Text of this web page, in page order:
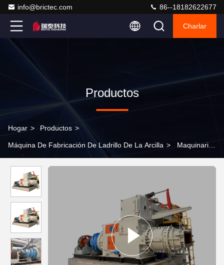
info@brictec.com 86--18182622677
Charlar
Productos
Hogar > Productos >
Máquina De Fabricación De Ladrillo De La Arcilla > Maquinaria
Equipo de construcción de ladrillos Extrusora de vacío